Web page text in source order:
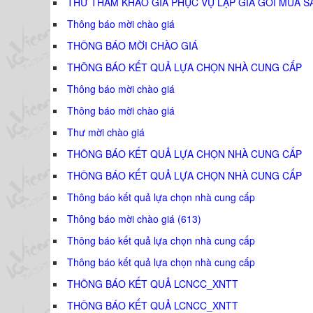
Thông báo mời chào giá
THÔNG BÁO MỜI CHÀO GIÁ
THÔNG BÁO KẾT QUẢ LỰA CHỌN NHÀ CUNG CẤP
Thông báo mời chào giá
Thông báo mời chào giá
Thư mời chào giá
THÔNG BÁO KẾT QUẢ LỰA CHỌN NHÀ CUNG CẤP
THÔNG BÁO KẾT QUẢ LỰA CHỌN NHÀ CUNG CẤP
Thông báo kết quả lựa chọn nhà cung cấp
Thông báo mời chào giá (613)
Thông báo kết quả lựa chọn nhà cung cấp
Thông báo kết quả lựa chọn nhà cung cấp
THÔNG BÁO KẾT QUẢ LCNCC_XNTT
THÔNG BÁO KẾT QUẢ LCNCC_XNTT